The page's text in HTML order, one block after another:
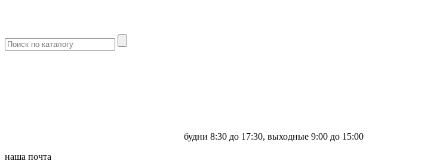
будни 8:30 до 17:30, выходные 9:00 до 15:00
наша почта